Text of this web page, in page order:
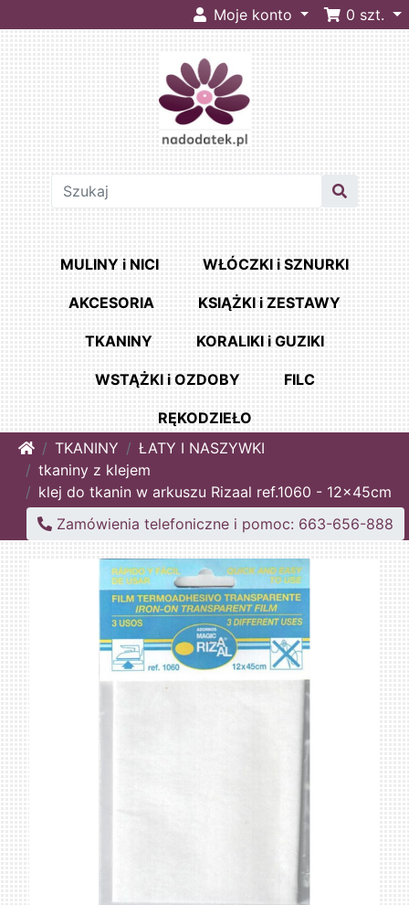
Moje konto 0 szt.
MULINY i NICI WŁÓCZKI i SZNURKI
AKCESORIA KSIĄŻKI i ZESTAWY
TKANINY KORALIKI i GUZIKI
WSTĄŻKI i OZDOBY FILC
RĘKODZIEŁO
HomeTKANINY
ŁATY I NASZYWKI
tkaniny z klejem
klej do tkanin w arkuszu Rizaal ref.1060 - 12x45cm
Zamówienia telefoniczne i pomoc: 663-656-888